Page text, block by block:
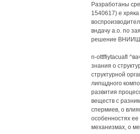
Разработаны
1540617) е
вндачу а.о. по
решение ВНИИШЭ
n-ottffiytacuafl
знания о
структурной
липщдного
развития
веществ с
спермиев, о
особенностях
механизмах, о